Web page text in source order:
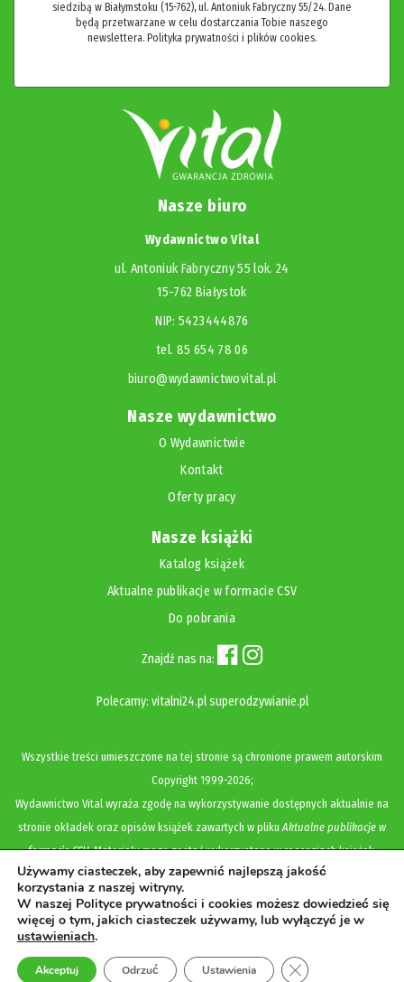
siedzibą w Białymstoku (15-762), ul. Antoniuk Fabryczny 55/24. Dane
będą przetwarzane w celu dostarczania Tobie naszego
newslettera. Polityka prywatności i plików cookies.
Nasze biuro
Wydawnictwo Vital
ul. Antoniuk Fabryczny 55 lok. 24
15-762 Białystok
NIP: 5423444876
tel. 85 654 78 06
biuro@wydawnictwovital.pl
Nasze wydawnictwo
O Wydawnictwie
Kontakt
Oferty pracy
Nasze książki
Katalog książek
Aktualne publikacje w formacie CSV
Do pobrania
Znajdź nas na:
Polecamy: vitalni24.pl superodzywianie.pl
Wszystkie treści umieszczone na tej stronie są chronione prawem autorskim
Copyright1999-2026;
Wydawnictwo Vital wyraża zgodę na wykorzystywanie dostępnych aktualnie na
stronie okładek oraz opisów książek zawartych w plikuAktualne publikacje w
formacie CSV. Materiały mogą zostać wykorzystane w recenzjach książek,
katalogach internetowych, bibliotecznych (OPAC) oraz materiałach promujących
legalną dystrybucję książek. Usunięcie materiału z ww. strony internetowej,
równoznaczne jest z cofnięciem udzielonej zgody.
Polityka prywatności i cookies
Używamy ciasteczek, aby zapewnić najlepszą jakość
korzystania z naszej witryny.
W naszej Polityce prywatności i cookies możesz dowiedzieć się
więcej o tym, jakich ciasteczek używamy, lub wyłączyć je w
ustawieniach.
Akceptuj Odrzuć Ustawienia Zamknij panel